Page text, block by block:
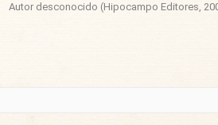
Autor desconocido (Hipocampo Editores,